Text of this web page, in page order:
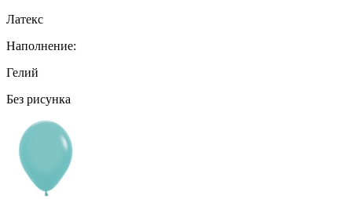
Латекс
Наполнение:
Гелий
Без рисунка